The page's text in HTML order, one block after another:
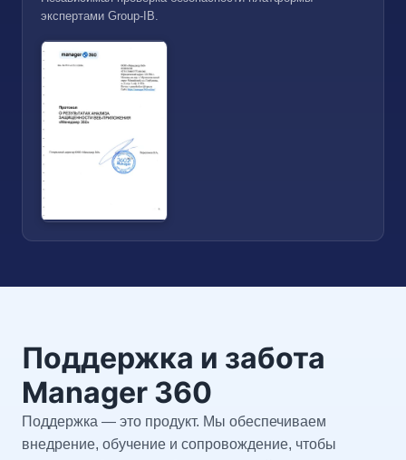
экспертами Group-IB.
Поддержка и забота
Manager 360
Поддержка — это продукт. Мы обеспечиваем
внедрение, обучение и сопровождение, чтобы